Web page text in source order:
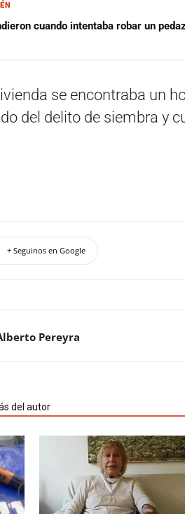
cuando intentaba robar un
se encontraba un
del delito de siembra y
+ Seguinos en Google
Pereyra
del autor